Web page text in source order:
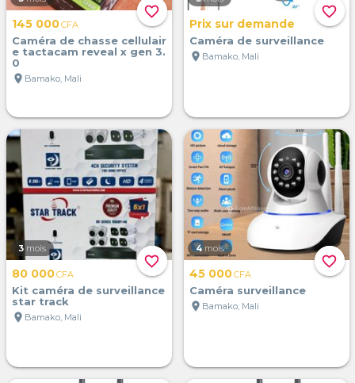
favorite_border
145 000CFA
Caméra de chasse cellulair
e tactacam reveal x gen 3.
0
location_on Bamako, Mali
favorite_border
Prix sur demande
Caméra de surveillance
location_on Bamako, Mali
favorite_border
3 mois
80 000CFA
Kit caméra de surveillance
star track
location_on Bamako, Mali
favorite_border
4 mois
45 000CFA
Caméra surveillance
location_on Bamako, Mali